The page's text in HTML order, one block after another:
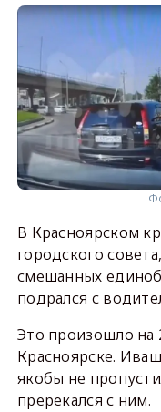
В Красноярском
городского
смешанных
подрался с
Это произошло на
Красноярске.
якобы не
пререкался с ним.